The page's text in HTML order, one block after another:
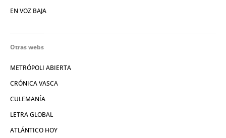
EN VOZ BAJA
Otras webs
METRÓPOLI ABIERTA
CRÓNICA VASCA
CULEMANÍA
LETRA GLOBAL
ATLÁNTICO HOY